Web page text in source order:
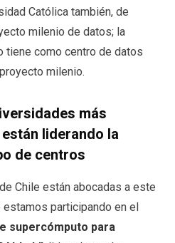
Católica también, de
milenio de datos; la
tiene como centro de datos
milenio.
más
liderando la
de centros
Chile están abocadas a este
participando en el
supercómputo para